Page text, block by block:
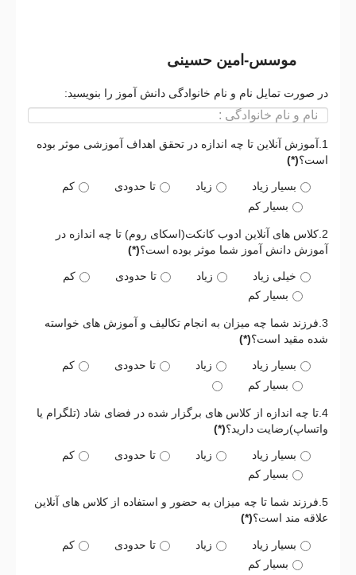
موسس-امین حسینی
در صورت تمایل نام و نام خانوادگی دانش آموز را بنویسید:
1.آموزش آنلاین تا چه اندازه در تحقق اهداف آموزشی موثر بوده
است؟(*)
بسیار زیاد زیاد تا حدودی
کم
بسیار کم
2.کلاس های آنلاین ادوب کانکت(اسکای روم) تا چه اندازه در
آموزش دانش آموز شما موثر بوده است؟(*)
خیلی زیاد زیاد تا حدودی
کم
بسیار کم
3.فرزند شما چه میزان به انجام تکالیف و آموزش های خواسته
شده مقید است؟(*)
بسیار زیاد زیاد تا حدودی
کم
بسیار کم
4.تا چه اندازه از کلاس های برگزار شده در فضای شاد (تلگرام یا
واتساپ)رضایت دارید؟(*)
بسیار زیاد زیاد تا حدودی
کم
بسیار کم
5.فرزند شما تا چه میزان به حضور و استفاده از کلاس های آنلاین
علاقه مند است؟(*)
بسیار زیاد زیاد تا حدودی
کم
بسیار کم